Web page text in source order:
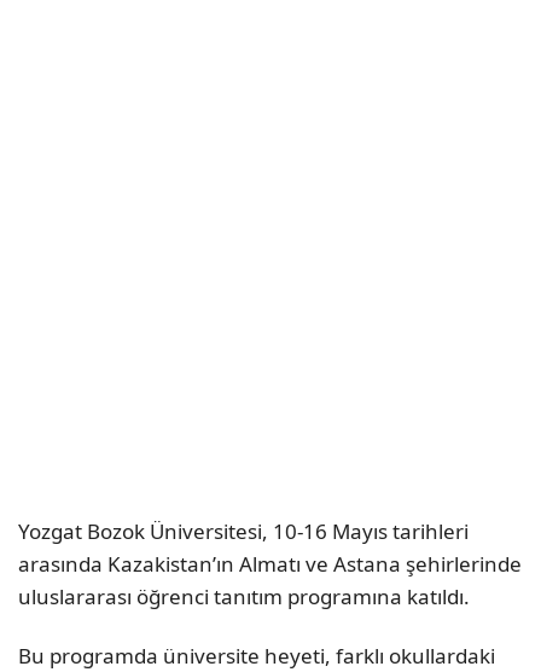
Yozgat Bozok Üniversitesi, 10-16 Mayıs tarihleri
arasında Kazakistan’ın Almatı ve Astana şehirlerinde
uluslararası öğrenci tanıtım programına katıldı.
Bu programda üniversite heyeti, farklı okullardaki